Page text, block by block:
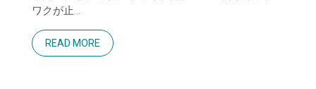
ワクが止…
READ MORE